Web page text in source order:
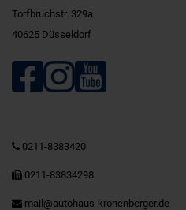
Torfbruchstr. 329a
40625 Düsseldorf
0211-8383420
0211-83834298
mail@autohaus-kronenberger.de